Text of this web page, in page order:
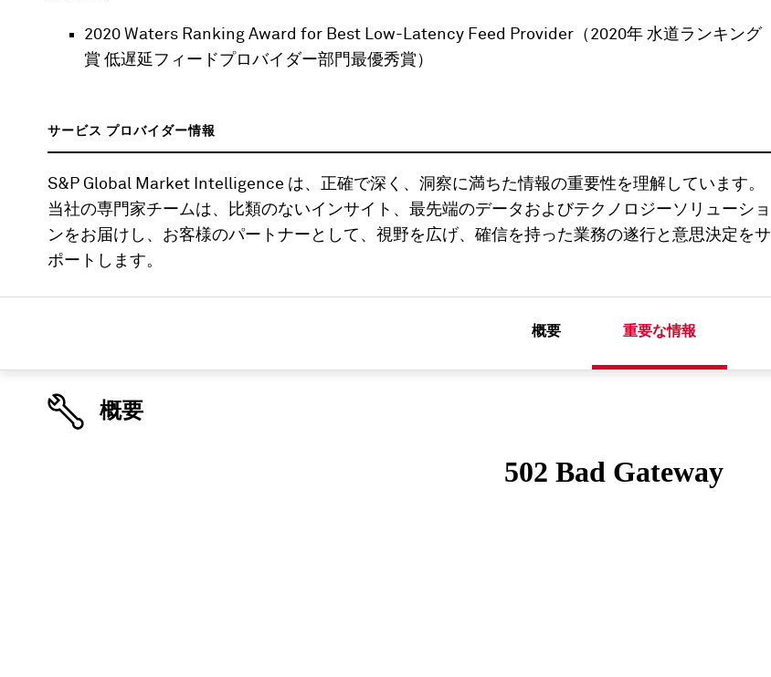
2020 Waters Ranking Award for Best Low-Latency Feed Provider（2020年 水道ランキング
賞 低遅延フィードプロバイダー部門最優秀賞）
サービス プロバイダー情報
S&P Global Market Intelligence は、正確で深く、洞察に満ちた情報の重要性を理解しています。
当社の専門家チームは、比類のないインサイト、最先端のデータおよびテクノロジーソリューショ
ンをお届けし、お客様のパートナーとして、視野を広げ、確信を持った業務の遂行と意思決定をサ
ポートします。
概要 重要な情報
概要